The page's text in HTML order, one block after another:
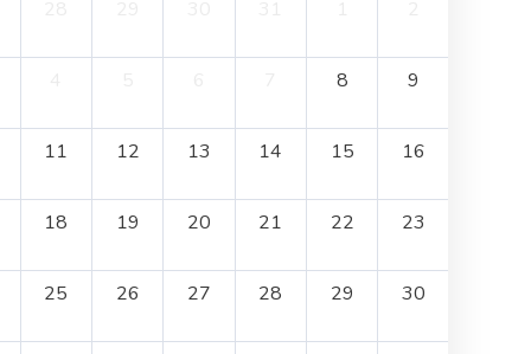
8 9
11 12 13 14 15 16
18 19 20 21 22 23
25 26 27 28 29 30